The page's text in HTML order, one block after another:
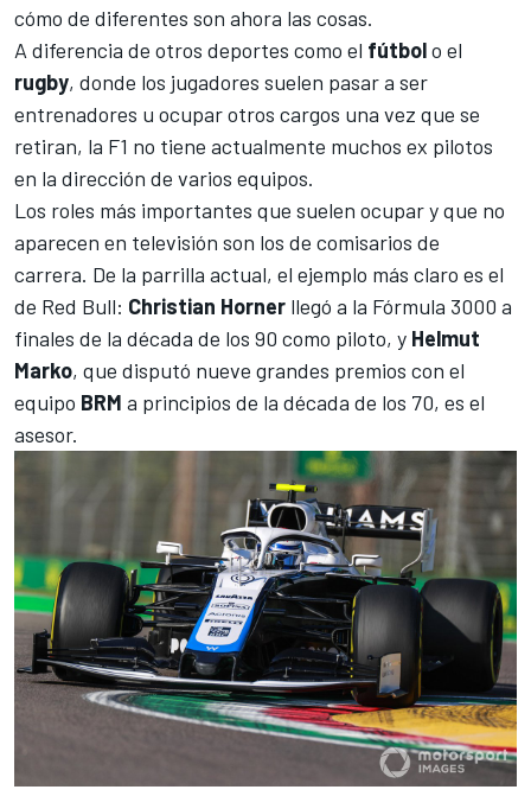
cómo de diferentes son ahora las cosas.
A diferencia de otros deportes como el fútbolo el
rugby, donde los jugadores suelen pasar a ser
entrenadores u ocupar otros cargos una vez que se
retiran, la F1 no tiene actualmente muchos ex pilotos
en la dirección de varios equipos.
Los roles más importantes que suelen ocupar y que no
aparecen en televisión son los de comisarios de
carrera. De la parrilla actual, el ejemplo más claro es el
de Red Bull: Christian Horner llegó a la Fórmula 3000 a
finales de la década de los 90 como piloto, y Helmut
Marko, que disputó nueve grandes premios con el
equipo BRM a principios de la década de los 70, es el
asesor.